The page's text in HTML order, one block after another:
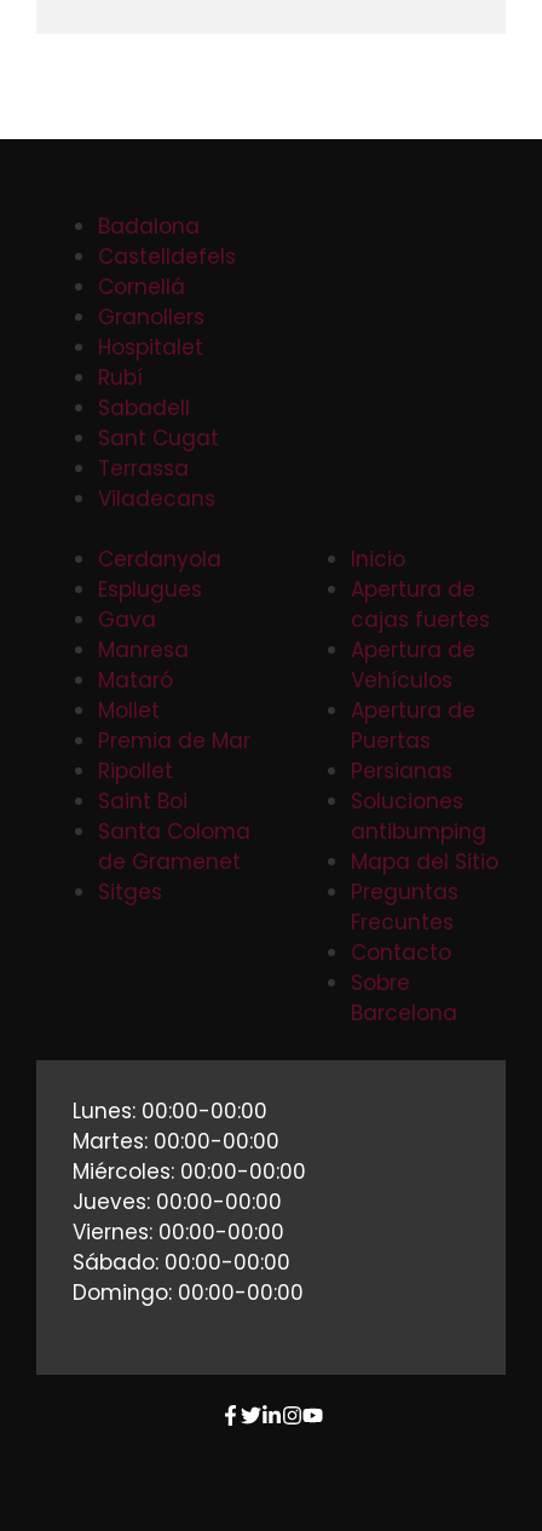
Badalona
Castelldefels
Cornellá
Granollers
Hospitalet
Rubí
Sabadell
Sant Cugat
Terrassa
Viladecans
Cerdanyola
Esplugues
Gava
Manresa
Mataró
Mollet
Premia de Mar
Ripollet
Saint Boi
Santa Coloma
de Gramenet
Sitges
Inicio
Apertura de
cajas fuertes
Apertura de
Vehículos
Apertura de
Puertas
Persianas
Soluciones
antibumping
Mapa del Sitio
Preguntas
Frecuntes
Contacto
Sobre
Barcelona
Lunes: 00:00-00:00
Martes: 00:00-00:00
Miércoles: 00:00-00:00
Jueves: 00:00-00:00
Viernes: 00:00-00:00
Sábado: 00:00-00:00
Domingo: 00:00-00:00